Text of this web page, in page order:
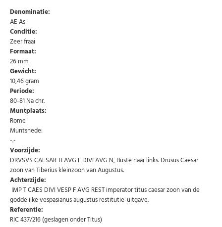
Denominatie:
AE As
Conditie:
Zeer fraai
Formaat:
26 mm
Gewicht:
10,46 gram
Periode:
80-81 Na chr.
Muntplaats:
Rome
Muntsnede:
-.-
Voorzijde:
DRVSVS CAESAR TI AVG F DIVI AVG N, Buste naar links. Drusus Caesar
zoon van Tiberius kleinzoon van Augustus.
Achterzijde:
IMP T CAES DIVI VESP F AVG REST imperator titus caesar zoon van de
goddelijke vespasianus augustus restitutie-uitgave.
Referentie:
RIC 437/216 (geslagen onder Titus)